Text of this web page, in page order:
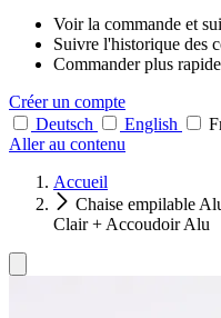
Voir la commande et
Suivre l'historique des
Commander plus
Créer un compte
Deutsch
English
Aller au contenu
Accueil
Chaise empilable
Clair + Accoudoir Alu